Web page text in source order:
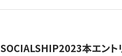
SOCIALSHIP2023本エント